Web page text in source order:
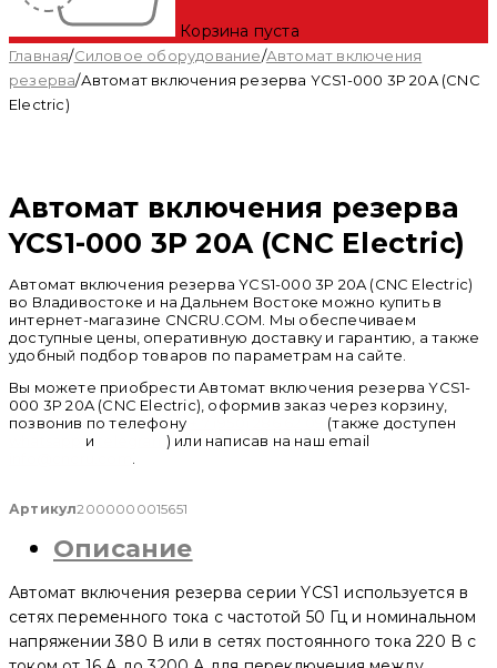
Корзина пуста
Главная/Силовое оборудование/Автомат включения
резерва/Автомат включения резерва YCS1-000 3P 20A (CNC
Electric)
Автомат включения резерва
YCS1-000 3P 20A (CNC Electric)
Автомат включения резерва YCS1-000 3P 20A (CNC Electric)
во Владивостоке и на Дальнем Востоке можно купить в
интернет-магазине CNCRU.COM. Мы обеспечиваем
доступные цены, оперативную доставку и гарантию, а также
удобный подбор товаров по параметрам на сайте.
Вы можете приобрести Автомат включения резерва YCS1-
000 3P 20A (CNC Electric), оформив заказ через корзину,
позвонив по телефону
(также доступен
и
) или написав на наш email
Артикул2000000015651
Описание
Автомат включения резерва серии YCS1 используется в
сетях переменного тока с частотой 50 Гц и номинальном
напряжении 380 В или в сетях постоянного тока 220 В с